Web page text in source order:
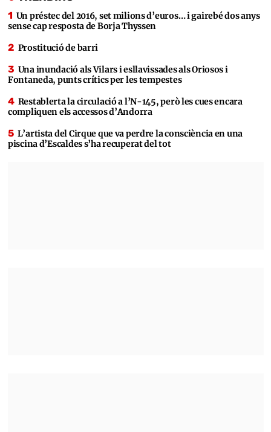
Un préstec del 2016, set milions d’euros… i gairebé dos anys
sense cap resposta de Borja Thyssen
Prostitució de barri
Una inundació als Vilars i esllavissades als Oriosos i
Fontaneda, punts crítics per les tempestes
Restablerta la circulació a l’N-145, però les cues encara
compliquen els accessos d’Andorra
L’artista del Cirque que va perdre la consciència en una
piscina d’Escaldes s’ha recuperat del tot